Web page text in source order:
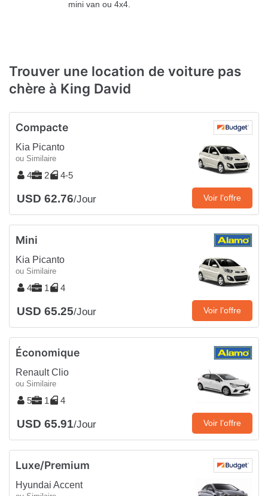
mini van ou 4x4.
Trouver une location de voiture pas
chère à King David
Compacte
Kia Picanto
ou Similaire
4 2 4-5
USD 62.76/Jour Voir l’offre
Mini
Kia Picanto
ou Similaire
4 1 4
USD 65.25/Jour Voir l’offre
Économique
Renault Clio
ou Similaire
5 1 4
USD 65.91/Jour Voir l’offre
Luxe/Premium
Hyundai Accent